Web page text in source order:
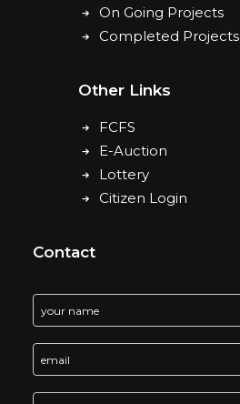
On Going Projects
Completed Projects
Other Links
FCFS
E-Auction
Lottery
Citizen Login
Contact